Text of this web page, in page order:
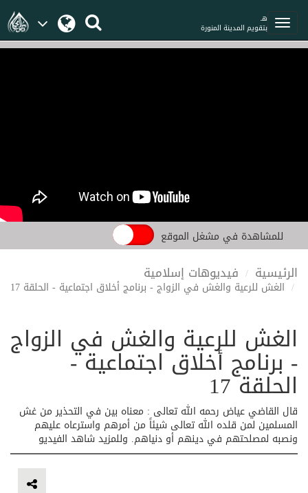
هـ
بتقويم المدينة المنورة
للمشاهدة في مشغل الموقع
الرئيسية فيديوهات إسلامية
الغش للرعية والغش في الزواج - برنامج أخلاق اجتماعية - الحلقة 17
الغش للرعية والغش في الزواج
- برنامج أخلاق اجتماعية -
الحلقة 17
قال القاضي عياض رحمه الله تعالى : معناه بين في التحذير من غش
المسلمين لمن قلده الله تعالى شيئاً من أمرهم واسترعاه عليهم
ونصبه لمصلحتهم في دينهم أو دنياهم. وللمزيد شاهد الفيديو